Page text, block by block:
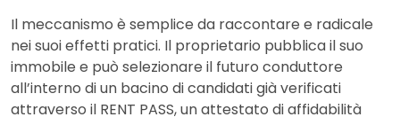
Il meccanismo è semplice da raccontare e radicale
nei suoi effetti pratici. Il proprietario pubblica il suo
immobile e può selezionare il futuro conduttore
all’interno di un bacino di candidati già verificati
attraverso il RENT PASS, un attestato di affidabilità